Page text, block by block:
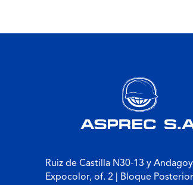
Ruiz de Castilla N30-13 y
Expocolor, of. 2 | Bloque Posterior